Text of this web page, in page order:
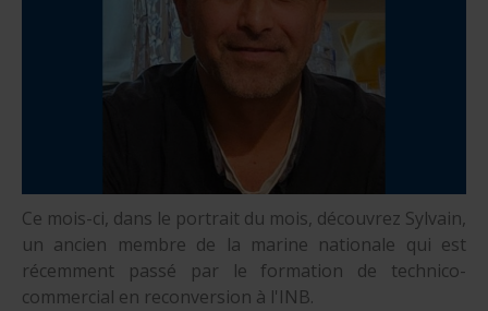
Ce mois-ci, dans le portrait du mois, découvrez Sylvain,
un ancien membre de la marine nationale qui est
récemment passé par le formation de technico-
commercial en reconversion à l'INB.